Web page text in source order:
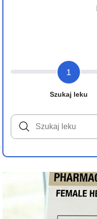
1
Szukaj leku